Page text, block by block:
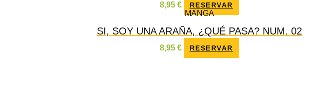
8,95 € RESERVAR
MANGA
SI, SOY UNA ARAÑA, ¿QUÉ PASA? NUM. 02
8,95 € RESERVAR